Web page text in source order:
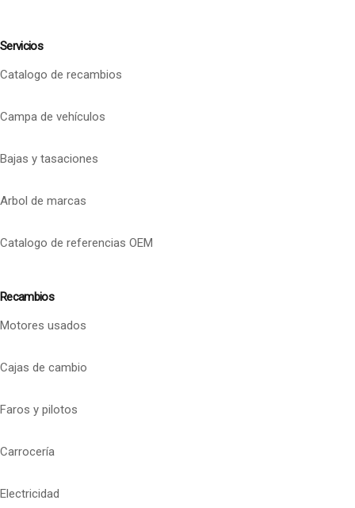
Servicios
Catalogo de recambios
Campa de vehículos
Bajas y tasaciones
Arbol de marcas
Catalogo de referencias OEM
Recambios
Motores usados
Cajas de cambio
Faros y pilotos
Carrocería
Electricidad